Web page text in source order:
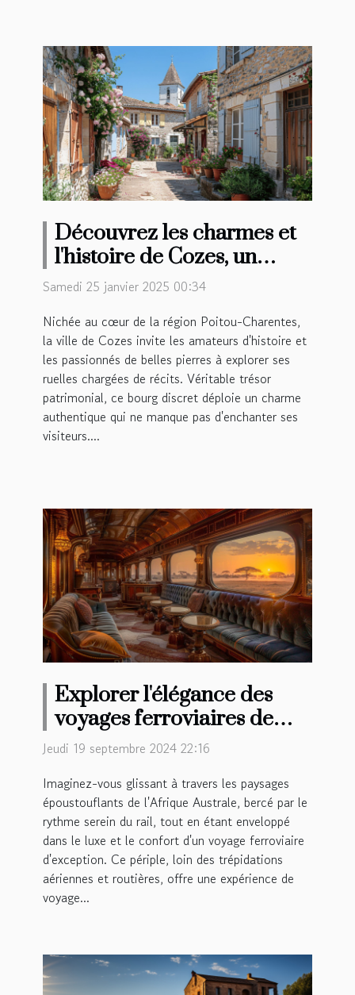
Découvrez les charmes et
l'histoire de Cozes, un
joyau régional
Samedi 25 janvier 2025 00:34
Nichée au cœur de la région Poitou-Charentes,
la ville de Cozes invite les amateurs d'histoire et
les passionnés de belles pierres à explorer ses
ruelles chargées de récits. Véritable trésor
patrimonial, ce bourg discret déploie un charme
authentique qui ne manque pas d'enchanter ses
visiteurs....
Explorer l'élégance des
voyages ferroviaires de
luxe en Afrique Australe
Jeudi 19 septembre 2024 22:16
Imaginez-vous glissant à travers les paysages
époustouflants de l'Afrique Australe, bercé par le
rythme serein du rail, tout en étant enveloppé
dans le luxe et le confort d'un voyage ferroviaire
d'exception. Ce périple, loin des trépidations
aériennes et routières, offre une expérience de
voyage...